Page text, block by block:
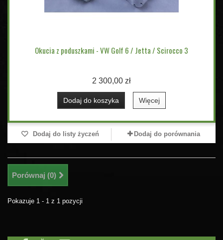
Okucia z poduszkami - VW Golf 6 / Jetta / Scirocco 3
2 300,00 zł
Dodaj do koszyka Więcej
Dodaj do listy życzeń Dodaj do porównania
Porównaj (0)
Pokazuje 1 - 1 z 1 pozycji